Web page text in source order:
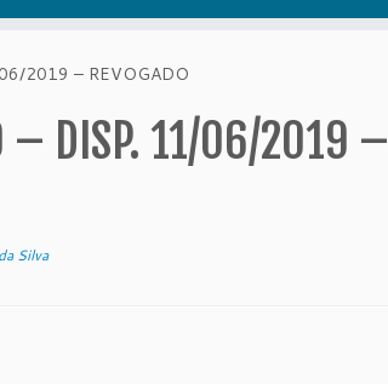
2019 – REVOGADO
– DISP. 11/06/2019 –
Silva